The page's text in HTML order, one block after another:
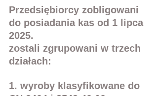
Przedsiębiorcy zobligowani
do posiadania kas od 1 lipca
2025.
zostali zgrupowani w trzech
działach:
1. wyroby klasyfikowane do